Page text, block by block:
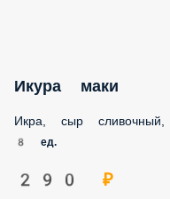
Икура маки
Икра, сыр сливочный, рис
8 ед.
290 ₽